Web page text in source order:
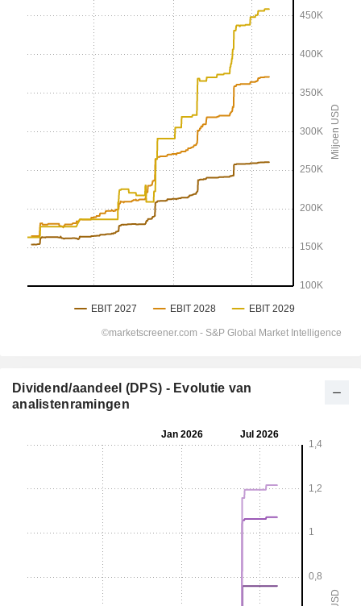
Dividend/aandeel (DPS) - Evolutie van
analistenramingen